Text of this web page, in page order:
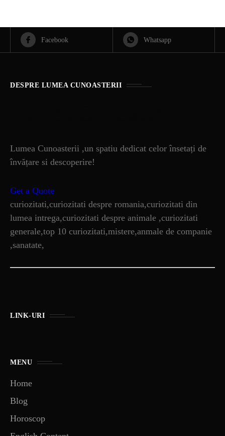
Facebook Whatsapp
DESPRE LUMEA CUNOASTERII
Lumea Cunoasterii ,un spatiu dedicat celor însetați de
învățare si descoperire!
Get a Quote
curiozitati,curiozitati despre romania,curiozitati din
lumea intrega,curiozitati despre animale ,curiozitati
generale,top 10 curiozitati,mistere,anmale de companie
,sanatate,
LINK-URI
MENU
Home
Blog
Horoscop